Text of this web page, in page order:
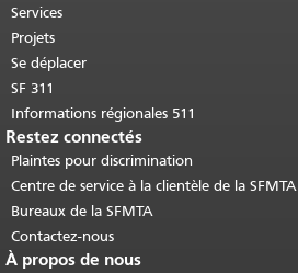
Retour au haut du contenu principal
Services
Projets
Se déplacer
SF 311
Informations régionales 511
Restez connectés
Plaintes pour discrimination
Centre de service à la clientèle de la SFMTA
Bureaux de la SFMTA
Contactez-nous
À propos de nous